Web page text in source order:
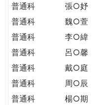
普通科
張○妤
普通科
魏○萱
普通科
李○緯
普通科
呂○馨
普通科
戴○庭
普通科
周○辰
普通科
楊○期